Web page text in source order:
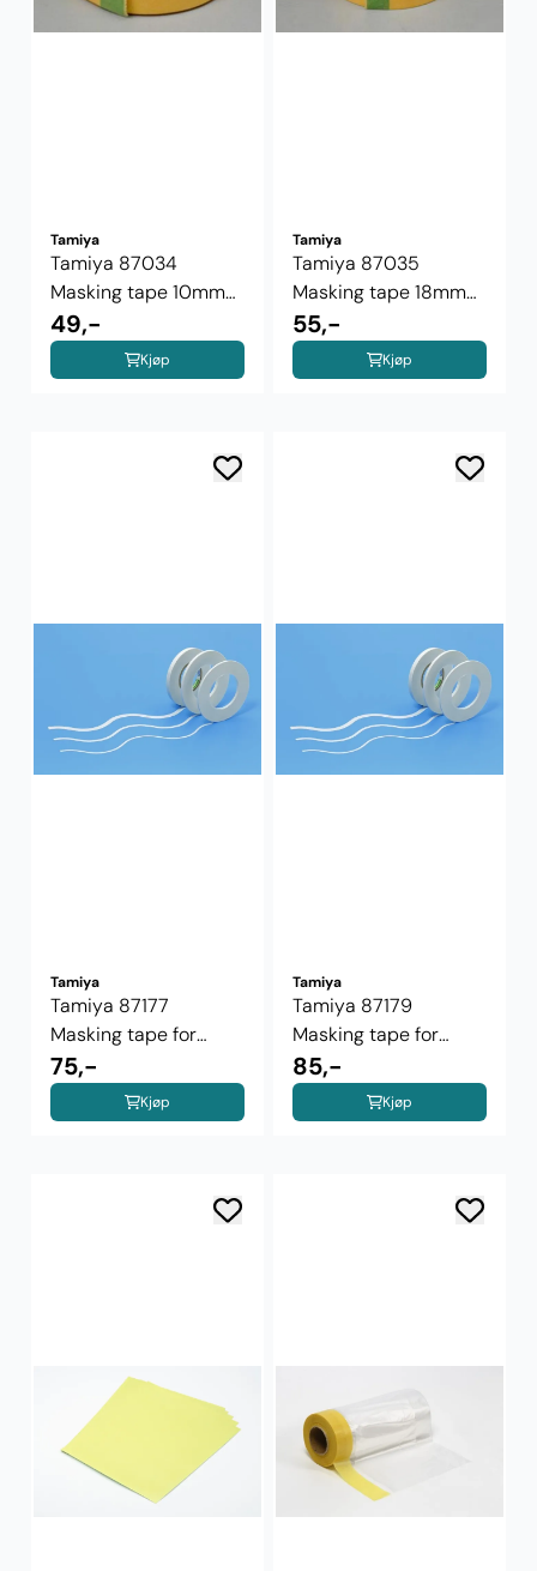
Tamiya
Tamiya 87034
Masking tape 10mm
Refill
49,-
Kjøp
Tamiya
Tamiya 87035
Masking tape 18mm
Refill
55,-
Kjøp
Tamiya
Tamiya 87177
Masking tape for
curves 2mm
75,-
Kjøp
Tamiya
Tamiya 87179
Masking tape for
curves 5mm
85,-
Kjøp